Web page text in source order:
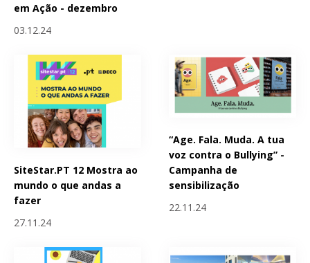
em Ação - dezembro
03.12.24
SiteStar.PT 12 Mostra ao
mundo o que andas a
fazer
27.11.24
“Age. Fala. Muda. A tua
voz contra o Bullying” -
Campanha de
sensibilização
22.11.24